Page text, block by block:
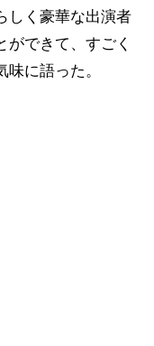
しく豪華な出演者
できて、すごく
に語った。